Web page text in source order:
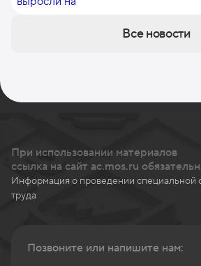
Все новости
При использовании материалов
ссылка на сайт ac.mos.ru
Информация о проведении специальной
труда
Позвоните или напишите нам: